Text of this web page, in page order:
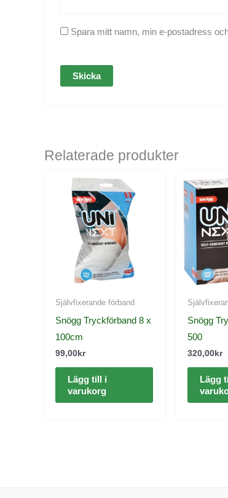
Spara mitt namn, min e-postadress
Relaterade produkter
Självfixerande förband
Snögg Tryckförband 8 x
100cm
99,00 kr
Lägg till i
varukorg
Snögg
500
320,00kr
Lägg